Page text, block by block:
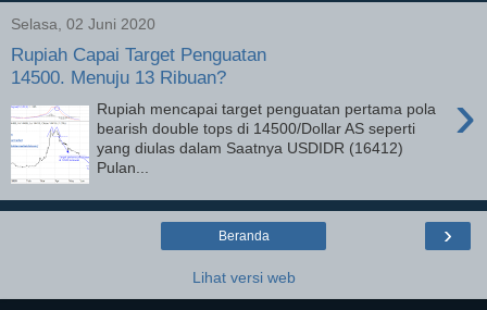
Selasa, 02 Juni 2020
Rupiah Capai Target Penguatan
14500. Menuju 13 Ribuan?
›
Rupiah mencapai target penguatan pertama pola
bearish double tops di 14500/Dollar AS seperti
yang diulas dalam Saatnya USDIDR (16412)
Pulan...
›
Beranda
Lihat versi web